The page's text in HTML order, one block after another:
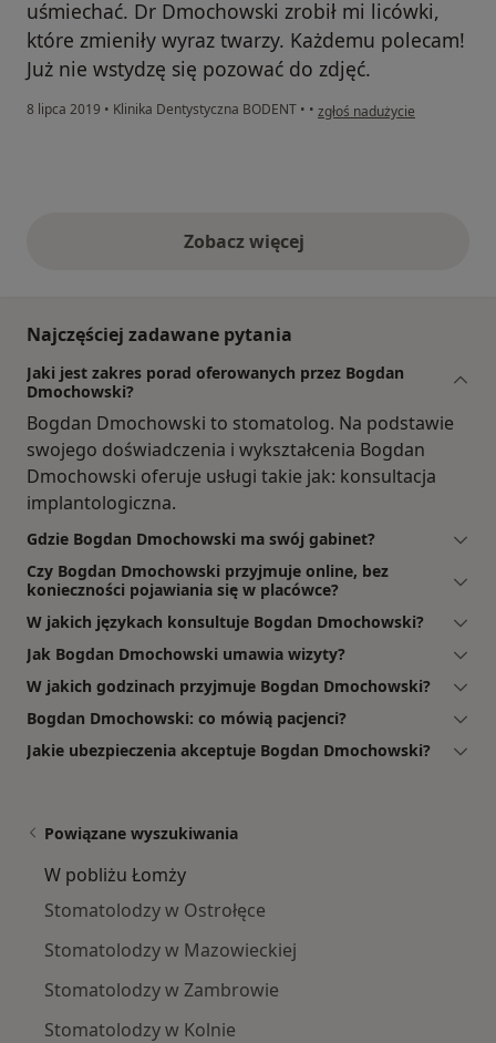
uśmiechać. Dr Dmochowski zrobił mi licówki,
które zmieniły wyraz twarzy. Każdemu polecam!
Już nie wstydzę się pozować do zdjęć.
8 lipca 2019 • Klinika Dentystyczna BODENT • • w opinii użytkownika Konto
zgłoś nadużycie
Zobacz więcejopinie powyżej
Najczęściej zadawane pytania
Jaki jest zakres porad oferowanych przez Bogdan
Dmochowski?
Bogdan Dmochowski to stomatolog. Na podstawie
swojego doświadczenia i wykształcenia Bogdan
Dmochowski oferuje usługi takie jak: konsultacja
implantologiczna.
Gdzie Bogdan Dmochowski ma swój gabinet?
Czy Bogdan Dmochowski przyjmuje online, bez
konieczności pojawiania się w placówce?
W jakich językach konsultuje Bogdan Dmochowski?
Jak Bogdan Dmochowski umawia wizyty?
W jakich godzinach przyjmuje Bogdan Dmochowski?
Bogdan Dmochowski: co mówią pacjenci?
Jakie ubezpieczenia akceptuje Bogdan Dmochowski?
Powiązane wyszukiwania
W pobliżu Łomży
Stomatolodzy w Ostrołęce
Stomatolodzy w Mazowieckiej
Stomatolodzy w Zambrowie
Stomatolodzy w Kolnie